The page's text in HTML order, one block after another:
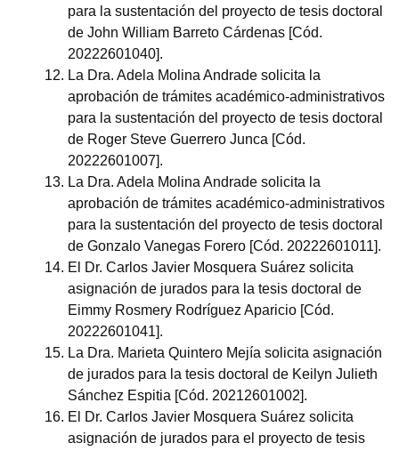
para la sustentación del proyecto de tesis doctoral
de John William Barreto Cárdenas [Cód.
20222601040].
La Dra. Adela Molina Andrade solicita la
aprobación de trámites académico-administrativos
para la sustentación del proyecto de tesis doctoral
de Roger Steve Guerrero Junca [Cód.
20222601007].
La Dra. Adela Molina Andrade solicita la
aprobación de trámites académico-administrativos
para la sustentación del proyecto de tesis doctoral
de Gonzalo Vanegas Forero [Cód. 20222601011].
El Dr. Carlos Javier Mosquera Suárez solicita
asignación de jurados para la tesis doctoral de
Eimmy Rosmery Rodríguez Aparicio [Cód.
20222601041].
La Dra. Marieta Quintero Mejía solicita asignación
de jurados para la tesis doctoral de Keilyn Julieth
Sánchez Espitia [Cód. 20212601002].
El Dr. Carlos Javier Mosquera Suárez solicita
asignación de jurados para el proyecto de tesis